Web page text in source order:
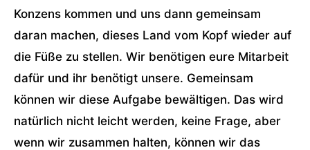
Konzens kommen und uns dann gemeinsam
daran machen, dieses Land vom Kopf wieder auf
die Füße zu stellen. Wir benötigen eure Mitarbeit
dafür und ihr benötigt unsere. Gemeinsam
können wir diese Aufgabe bewältigen. Das wird
natürlich nicht leicht werden, keine Frage, aber
wenn wir zusammen halten, können wir das